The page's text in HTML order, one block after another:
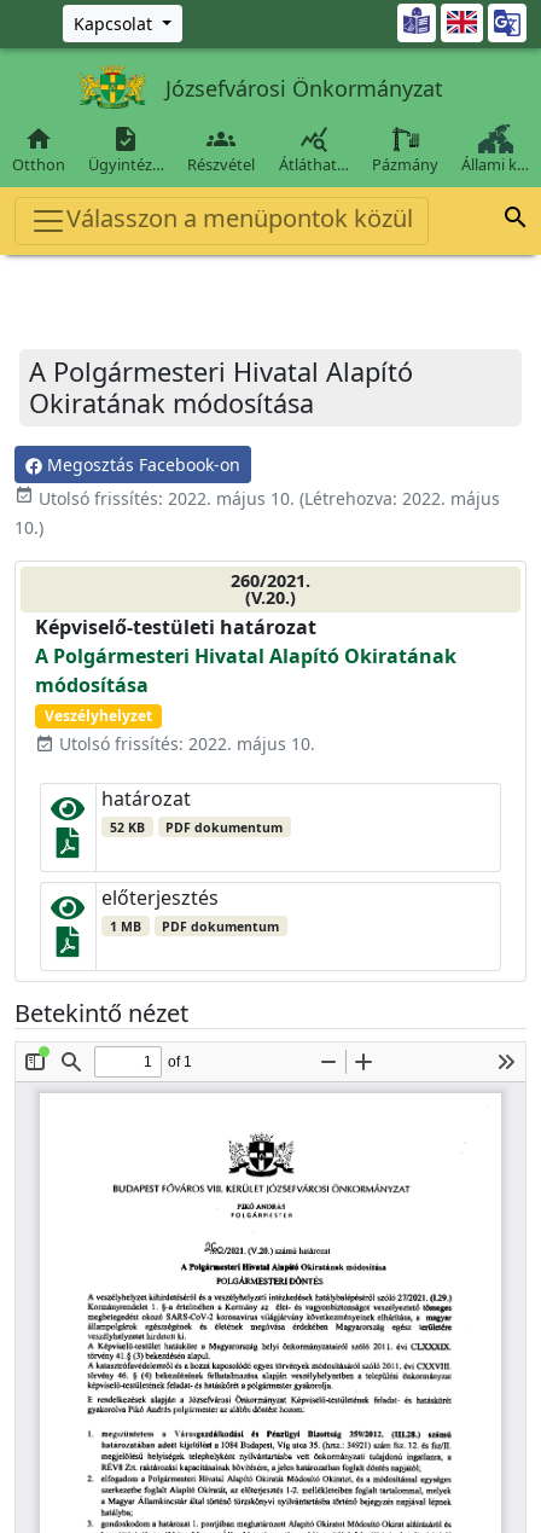
Ugrás a fő tartalomra
Kapcsolat 
Józsefvárosi Önkormányzat

Otthon

Ügyintéz…

Részvétel

Átláthat… Pázmány Állami k…
Válasszon a menüpontok közül 
A Polgármesteri Hivatal Alapító
Okiratának módosítása
Megosztás Facebook-on
event_available Utolsó frissítés: 2022. május 10. (Létrehozva: 2022. május
10.)
260/2021.
(V.20.)
Képviselő-testületi határozat
A Polgármesteri Hivatal Alapító Okiratának
módosítása
Veszélyhelyzet
event_available Utolsó frissítés: 2022. május 10.
határozat
52 KB PDF dokumentum
előterjesztés
1 MB PDF dokumentum
Betekintő nézet